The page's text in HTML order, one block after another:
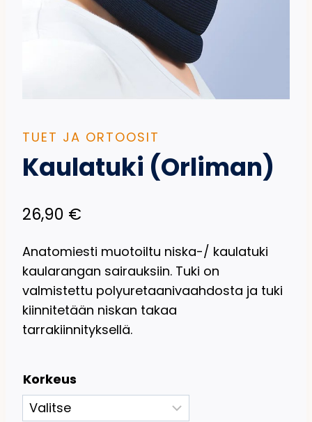
TUET JA ORTOOSIT
Kaulatuki (Orliman)
26,90 €
Anatomiesti muotoiltu niska-/ kaulatuki
kaularangan sairauksiin. Tuki on
valmistettu polyuretaanivaahdosta ja tuki
kiinnitetään niskan takaa
tarrakiinnityksellä.
Korkeus